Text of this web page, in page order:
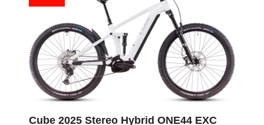
Cube 2025 Stereo Hybrid ONE44 EXC